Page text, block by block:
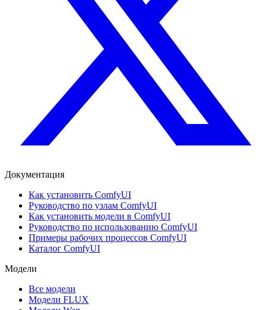
Документация
Как установить ComfyUI
Руководство по узлам ComfyUI
Как установить модели в ComfyUI
Руководство по использованию ComfyUI
Примеры рабочих процессов ComfyUI
Каталог ComfyUI
Модели
Все модели
Модели FLUX